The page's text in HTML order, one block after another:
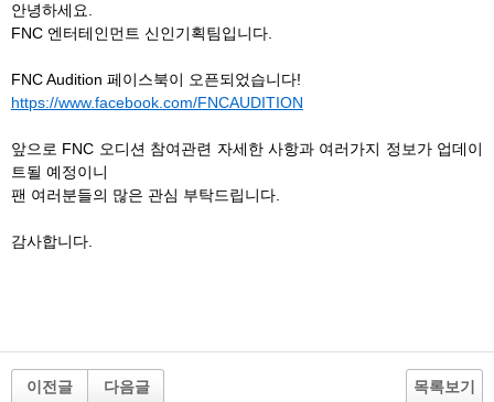
안녕하세요.
FNC 엔터테인먼트 신인기획팀입니다.
FNC Audition 페이스북이 오픈되었습니다!
https://www.facebook.com/FNCAUDITION
앞으로 FNC 오디션 참여관련 자세한 사항과 여러가지 정보가 업데이
트될 예정이니
팬 여러분들의 많은 관심 부탁드립니다.
감사합니다.
이전글 다음글 목록보기